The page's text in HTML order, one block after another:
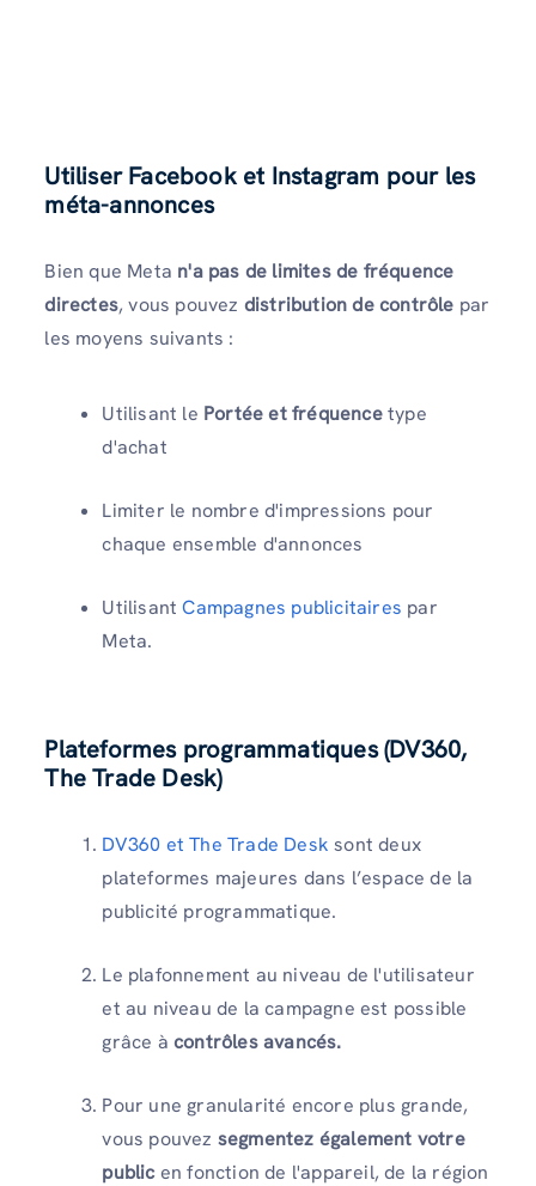
Utiliser Facebook et Instagram pour les
méta-annonces
Bien que Meta n'a pas de limites de fréquence
directes, vous pouvez distribution de contrôle par
les moyens suivants :
Utilisant le Portée et fréquencetype
d'achat
Limiter le nombre d'impressions pour
chaque ensemble d'annonces
UtilisantCampagnes publicitaires par
Meta.
Plateformes programmatiques (DV360,
The Trade Desk)
DV360 et The Trade Desk sont deux
plateformes majeures dans l’espace de la
publicité programmatique.
Le plafonnement au niveau de l'utilisateur
et au niveau de la campagne est possible
grâce à contrôles avancés.
Pour une granularité encore plus grande,
vous pouvez segmentez également votre
publicen fonction de l'appareil, de la région